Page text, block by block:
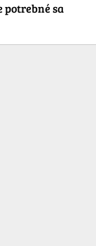
potrebné sa